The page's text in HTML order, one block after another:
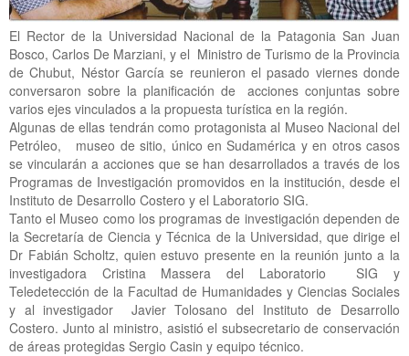
El Rector de la Universidad Nacional de la Patagonia San Juan
Bosco, Carlos De Marziani, y el Ministro de Turismo de la Provincia
de Chubut, Néstor García se reunieron el pasado viernes donde
conversaron sobre la planificación de acciones conjuntas sobre
varios ejes vinculados a la propuesta turística en la región.
Algunas de ellas tendrán como protagonista al Museo Nacional del
Petróleo, museo de sitio, único en Sudamérica y en otros casos
se vincularán a acciones que se han desarrollados a través de los
Programas de Investigación promovidos en la institución, desde el
Instituto de Desarrollo Costero y el Laboratorio SIG.
Tanto el Museo como los programas de investigación dependen de
la Secretaría de Ciencia y Técnica de la Universidad, que dirige el
Dr Fabián Scholtz, quien estuvo presente en la reunión junto a la
investigadora Cristina Massera del Laboratorio SIG y
Teledetección de la Facultad de Humanidades y Ciencias Sociales
y al investigador Javier Tolosano del Instituto de Desarrollo
Costero. Junto al ministro, asistió el subsecretario de conservación
de áreas protegidas Sergio Casin y equipo técnico.